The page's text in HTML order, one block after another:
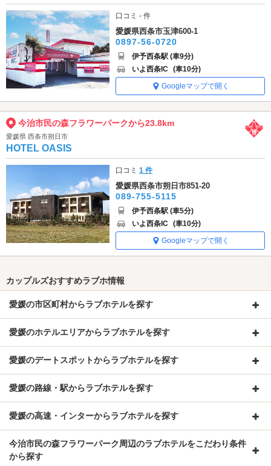
口コミ - 件
愛媛県西条市玉津600-1
0897-56-0720
伊予西条駅 (車9分)
いよ西条IC (車10分)
Googleマップで開く
今治市民の森フラワーパークから23.8km
愛媛県 西条市朔日市
HOTEL OASIS
口コミ1 件
愛媛県西条市朔日市851-20
089-755-5115
伊予西条駅 (車5分)
いよ西条IC (車10分)
Googleマップで開く
カップルズおすすめラブホ情報
愛媛の市区町村からラブホテルを探す
愛媛のホテルエリアからラブホテルを探す
愛媛のデートスポットからラブホテルを探す
愛媛の路線・駅からラブホテルを探す
愛媛の高速・インターからラブホテルを探す
今治市民の森フラワーパーク周辺のラブホテルをこだわり条件
から探す